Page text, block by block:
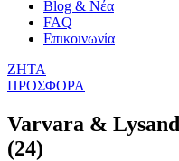
Blog & Νέα
FAQ
Επικοινωνία
ΖΗΤΑ
ΠΡΟΣΦΟΡΑ
Varvara &
(24)